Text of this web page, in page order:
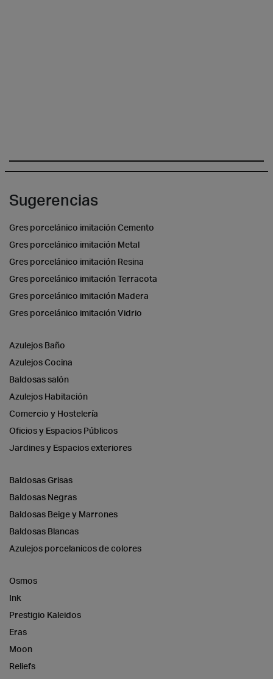
Sugerencias
Gres porcelánico imitación Cemento
Gres porcelánico imitación Metal
Gres porcelánico imitación Resina
Gres porcelánico imitación Terracota
Gres porcelánico imitación Madera
Gres porcelánico imitación Vidrio
Azulejos Baño
Azulejos Cocina
Baldosas salón
Azulejos Habitación
Comercio y Hostelería
Oficios y Espacios Públicos
Jardines y Espacios exteriores
Baldosas Grisas
Baldosas Negras
Baldosas Beige y Marrones
Baldosas Blancas
Azulejos porcelanicos de colores
Osmos
Ink
Prestigio Kaleidos
Eras
Moon
Reliefs